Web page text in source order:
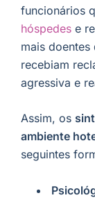
funcionários
hóspedes e
mais
recebiam
agressiva e
Assim, os
ambiente
seguintes